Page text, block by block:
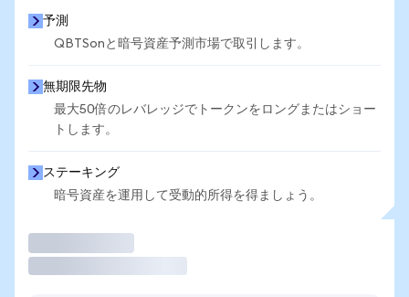
予測
QBTSonと暗号資産予測市場で取引します。
無期限先物
最大50倍のレバレッジでトークンをロングまたはショー
トします。
ステーキング
暗号資産を運用して受動的所得を得ましょう。